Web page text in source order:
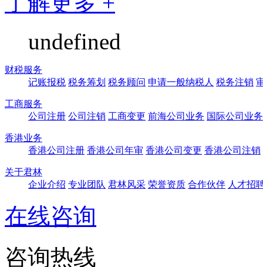
undefined
财税服务
记账报税 税务筹划 税务顾问 申请一般纳税人 税务注销
工商服务
公司注册 公司注销 工商变更 前海公司业务 国际公司业务
香港业务
香港公司注册 香港公司年审 香港公司变更 香港公司注销
关于君林
企业介绍 专业团队 君林风采 荣誉资质 合作伙伴 人才招
在线咨询
咨询热线